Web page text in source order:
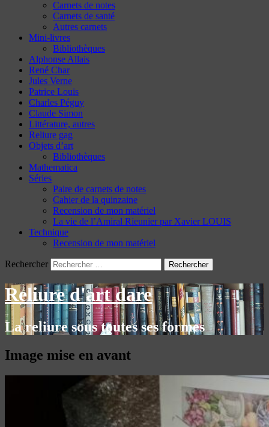
Carnets de notes
Carnets de santé
Autres carnets
Mini-livres
Bibliothèques
Alphonse Allais
René Char
Jules Verne
Patrice Louis
Charles Péguy
Claude Simon
Littérature, autres
Reliure gag
Objets d’art
Bibliothèques
Mathematica
Séries
Paire de carnets de notes
Cahier de la quinzaine
Recension de mon matériel
La vie de l’Amiral Rieunier par Xavier LOUIS
Technique
Recension de mon matériel
Rechercher
Reliure d'art dare
La reliure sous toutes ses formes
Image mise en avant